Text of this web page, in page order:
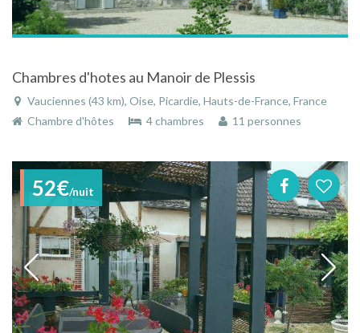
Chambres d'hotes au Manoir de Plessis
Vauciennes (43 km), Oise, Picardie, Hauts-de-France, France
Chambre d'hôtes
4 chambres 11 personnes
52€/nuit